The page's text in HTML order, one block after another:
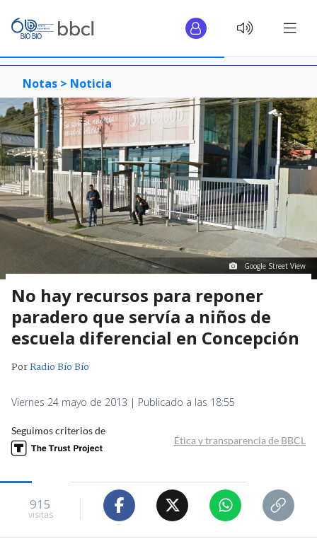
Notas > Noticia
Google Street View
No hay recursos para reponer
paradero que servía a niños de
escuela diferencial en Concepción
PorRadio Bío Bío
Viernes 24 mayo de 2013 | Publicado a las 18:55
Seguimos criterios de
Ética y transparencia de BBCL
915
visitas